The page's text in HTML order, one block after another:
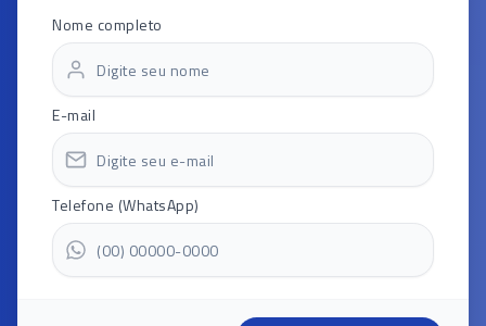
Nome completo
E-mail
Telefone (WhatsApp)